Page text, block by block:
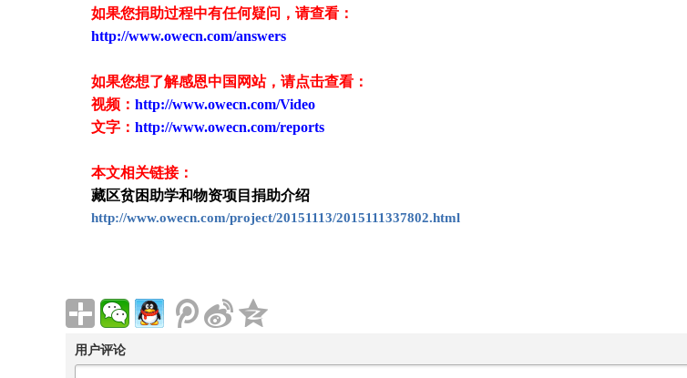
如果您捐助过程中有任何疑问，请查看 ：
http://www.owecn.com/answers
如果您想了解感恩中国网站，请点击查看：
视频： http://www.owecn.com/Video
文字： http://www.owecn.com/reports
本文相关链接：
藏区贫困助学和物资项目捐助介绍
http://www.owecn.com/project/20151113/2015111337802.html
用户评论